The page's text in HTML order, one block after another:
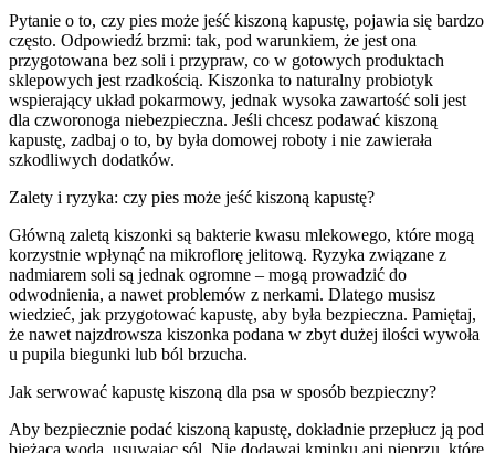
Pytanie o to, czy pies może jeść kiszoną kapustę, pojawia się bardzo
często. Odpowiedź brzmi: tak, pod warunkiem, że jest ona
przygotowana bez soli i przypraw, co w gotowych produktach
sklepowych jest rzadkością. Kiszonka to naturalny probiotyk
wspierający układ pokarmowy, jednak wysoka zawartość soli jest
dla czworonoga niebezpieczna. Jeśli chcesz podawać kiszoną
kapustę, zadbaj o to, by była domowej roboty i nie zawierała
szkodliwych dodatków.
Zalety i ryzyka: czy pies może jeść kiszoną kapustę?
Główną zaletą kiszonki są bakterie kwasu mlekowego, które mogą
korzystnie wpłynąć na mikroflorę jelitową. Ryzyka związane z
nadmiarem soli są jednak ogromne – mogą prowadzić do
odwodnienia, a nawet problemów z nerkami. Dlatego musisz
wiedzieć, jak przygotować kapustę, aby była bezpieczna. Pamiętaj,
że nawet najzdrowsza kiszonka podana w zbyt dużej ilości wywoła
u pupila biegunki lub ból brzucha.
Jak serwować kapustę kiszoną dla psa w sposób bezpieczny?
Aby bezpiecznie podać kiszoną kapustę, dokładnie przepłucz ją pod
bieżącą wodą, usuwając sól. Nie dodawaj kminku ani pieprzu, które